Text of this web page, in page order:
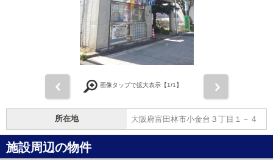
画像タップで拡大表示【1/1】
所在地 大阪府富田林市小金台３丁目１－４
施設周辺の物件